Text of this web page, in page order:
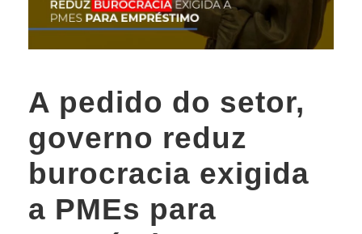
A pedido do setor,
governo reduz
burocracia exigida
a PMEs para